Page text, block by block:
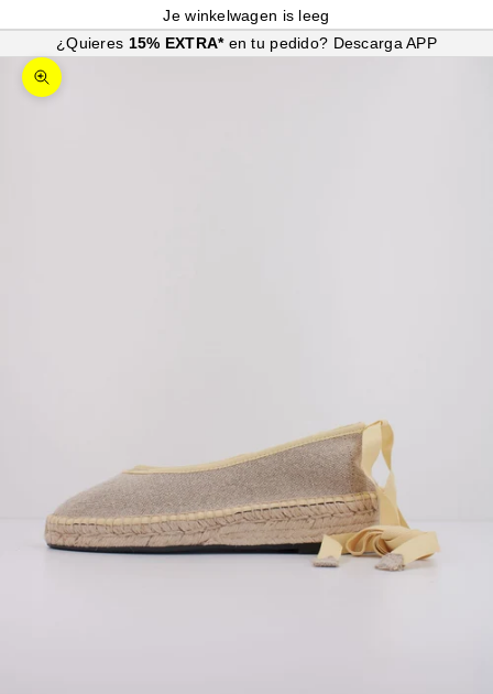
Je winkelwagen is leeg
¿Quieres 15% EXTRA* en tu pedido? Descarga APP
In-/uitzoomen